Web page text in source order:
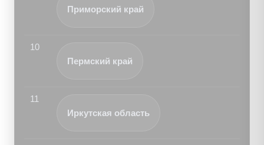
Приморский край
10
Пермский край
11
Иркутская область